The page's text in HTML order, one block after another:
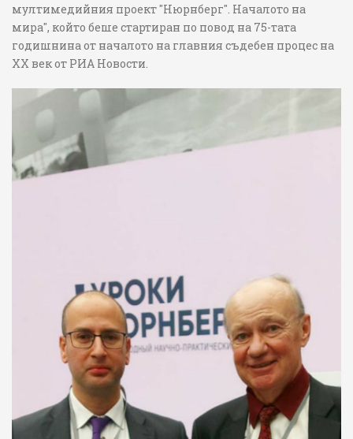
мултимедийния проект "Нюрнберг". Началото на
мира", който беше стартиран по повод на 75-тата
годишнина от началото на главния съдебен процес на
XX век от РИА Новости.